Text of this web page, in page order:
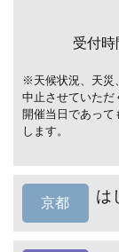
受付時
※天候状況、天災
中止させていただ
開催当日であっ
します。
京都 は